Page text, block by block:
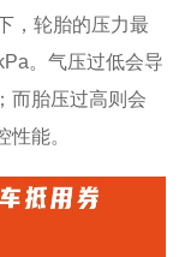
，轮胎的压力最
。气压过低会导
而胎压过高则会
能。